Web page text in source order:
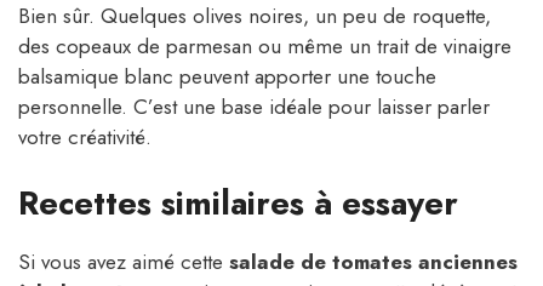
Bien sûr. Quelques olives noires, un peu de roquette,
des copeaux de parmesan ou même un trait de vinaigre
balsamique blanc peuvent apporter une touche
personnelle. C’est une base idéale pour laisser parler
votre créativité.
Recettes similaires à essayer
Si vous avez aimé cette salade de tomates anciennes